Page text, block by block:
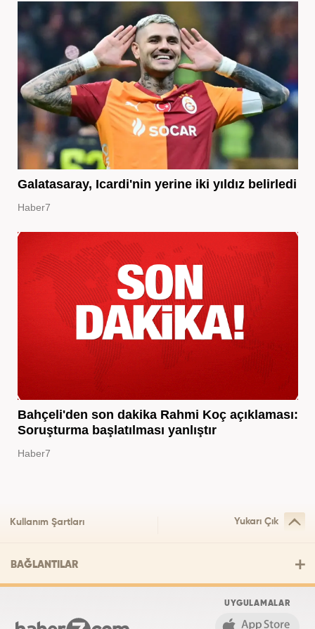
Galatasaray, Icardi'nin yerine iki yıldız belirledi
Haber7
Bahçeli'den son dakika Rahmi Koç açıklaması:
Soruşturma başlatılması yanlıştır
Haber7
Kullanım Şartları Yukarı Çık
BAĞLANTILAR
UYGULAMALAR